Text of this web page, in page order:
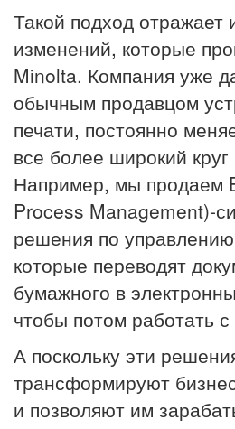
Такой подход отражает
изменений, которые
Minolta. Компания уже
обычным продавцом
печати, постоянно
все более широкий
Например, мы продаем
Process Management)-
решения по
которые переводят
бумажного в
чтобы потом работать
А поскольку эти
трансформируют
и позволяют им